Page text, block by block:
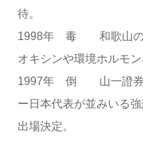
待。
1998年 毒 和歌山の
オキシンや環境ホルモン
1997年 倒 山一證券
ー日本代表が並みいる
出場決定。